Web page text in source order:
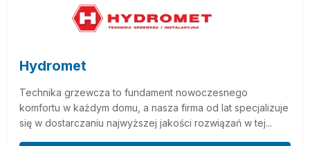
Hydromet
Technika grzewcza to fundament nowoczesnego
komfortu w każdym domu, a nasza firma od lat specjalizuje
się w dostarczaniu najwyższej jakości rozwiązań w tej...